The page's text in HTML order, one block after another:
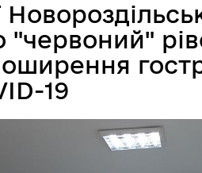
"червоний"
19